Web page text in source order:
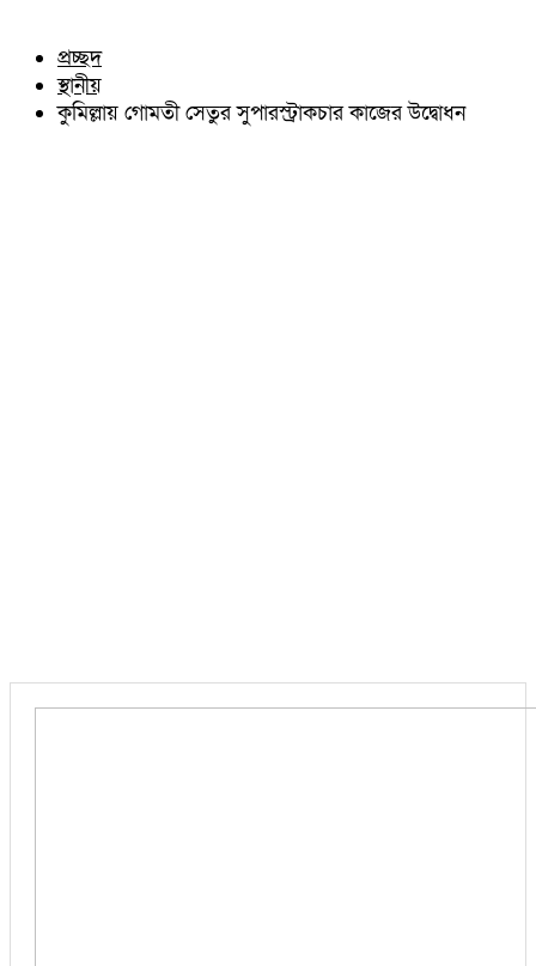
লালমাই
কুমিল্লার ঐতিহ্য
প্রচ্ছদ
স্থানীয়
কুমিল্লায় গোমতী সেতুর সুপারস্ট্রাকচার কাজের উদ্বোধন